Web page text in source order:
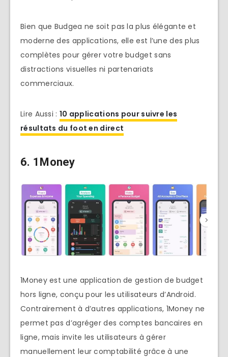
Bien que Budgea ne soit pas la plus élégante et
moderne des applications, elle est l’une des plus
complètes pour gérer votre budget sans
distractions visuelles ni partenariats
commerciaux.
Lire Aussi : 10 applications pour suivre les
résultats du foot en direct
6. 1Money
1Money est une application de gestion de budget
hors ligne, conçu pour les utilisateurs d’Android.
Contrairement à d’autres applications, 1Money ne
permet pas d’agréger des comptes bancaires en
ligne, mais invite les utilisateurs à gérer
manuellement leur comptabilité grâce à une